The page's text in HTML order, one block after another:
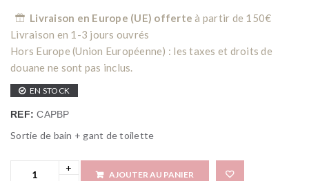
Livraison en Europe (UE) offerte à partir de 150€
Livraison en 1-3 jours ouvrés
Hors Europe (Union Européenne) : les taxes et droits de
douane ne sont pas inclus.
EN STOCK
REF:CAPBP
Sortie de bain + gant de toilette
AJOUTER AU PANIER